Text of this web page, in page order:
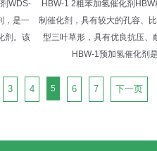
WDS-
，是一
剂。该
HBW-1 2粗苯加氢催化剂
制催化剂，具有较大的孔容、
型三叶草形，具有优良抗压、
HBW-1预加氢催化剂
3 4 5 6 7 下一页